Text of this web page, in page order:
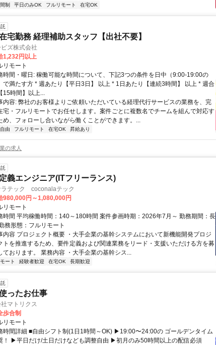
制 平日のみOK フルリモート 在宅OK
宅勤務 経理補助スタッフ【出社不要】
ビズ株式会社
1,232円以上
リモート
時間・曜日: 稼働可能な時間について、下記3つの条件を日中（9:00-19:00の
で満たす方 * 週あたり【平日3日】 以上 * 1日あたり【連続3時間】 以上 * 週合
15時間】以上...
内容: 弊社のお客様よりご依頼いただいている経理代行サービスの業務を、完
宅・フルリモートでお任せします。案件ごとに複数名でチームを組んで対応す
め、フォローし合いながら働くことができます。...
由 フルリモート 在宅OK 昇給あり
の求人
義エンジニア(ITフリーランス)
ラテック coconalaテック
980,000円～1,080,000円
リモート
時間 平均稼働時間：140～180時間 案件参画時期：2026年7月～ 勤務期間：長
務形態：フルリモート
内容 プロジェクト概要 ・大手企業の基幹システムにおいて新機能開発プロジ
トを推進するため、要件定義および関連業務をリード・支援いただける方を募
ております。 業務内容 ・大手企業の基幹シス...
ート 経験者歓迎 在宅OK 長期歓迎
ったお仕事
マトリクス
歩合制
リモート
時間詳細 ■自由シフト制(1日1時間～OK) ▶19:00〜24:00の ゴールデンタイム
！ ▶平日だけ/土日だけなども調整自由 ▶初月のみ50時間以上の配信必須